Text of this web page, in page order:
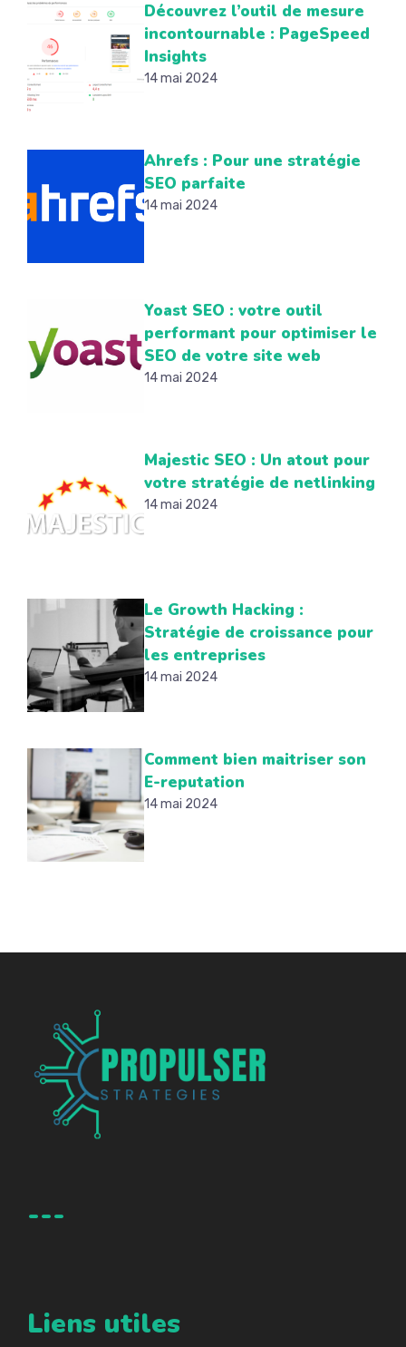
Découvrez l’outil de mesure
incontournable : PageSpeed
Insights
14 mai 2024
Ahrefs : Pour une stratégie
SEO parfaite
14 mai 2024
Yoast SEO : votre outil
performant pour optimiser le
SEO de votre site web
14 mai 2024
Majestic SEO : Un atout pour
votre stratégie de netlinking
14 mai 2024
Le Growth Hacking :
Stratégie de croissance pour
les entreprises
14 mai 2024
Comment bien maitriser son
E-reputation
14 mai 2024
---
Liens utiles